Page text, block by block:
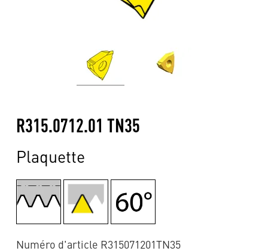
R315.0712.01 TN35
Plaquette
Numéro d'article R315071201TN35